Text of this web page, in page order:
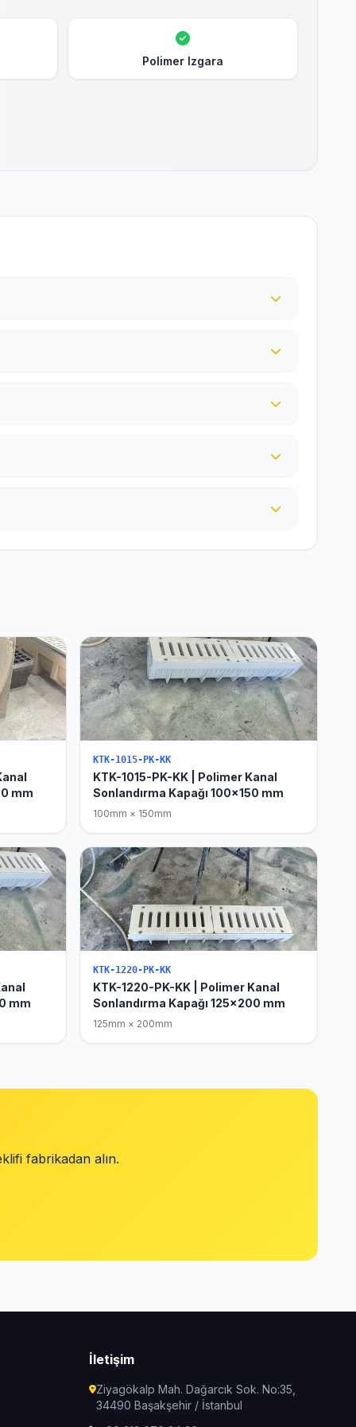
Polimer Izgara
mm
KTK-1015-PK-KK
KTK-1015-PK-KK | Polimer Kanal
Sonlandırma Kapağı 100x150 mm
100mm × 150mm
mm
KTK-1220-PK-KK
KTK-1220-PK-KK | Polimer Kanal
Sonlandırma Kapağı 125x200 mm
125mm × 200mm
fabrikadan alın.
İletişim
Ziyagökalp Mah. Dağarcık Sok. No:35,
34490 Başakşehir / İstanbul